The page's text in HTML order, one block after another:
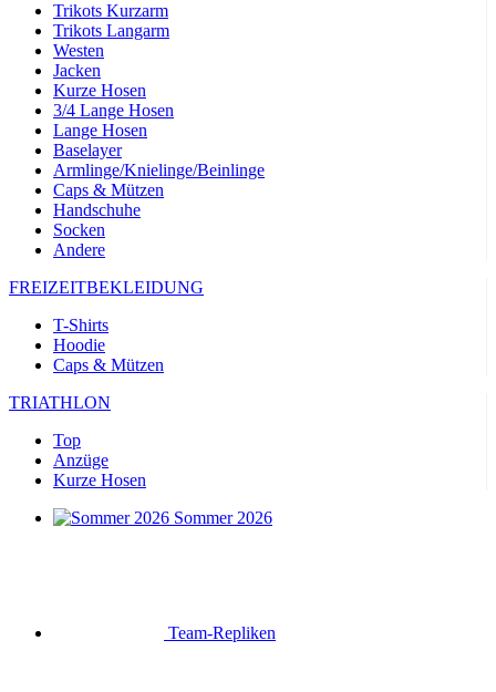
Trikots Kurzarm
Trikots Langarm
Westen
Jacken
Kurze Hosen
3/4 Lange Hosen
Lange Hosen
Baselayer
Armlinge/Knielinge/Beinlinge
Caps & Mützen
Handschuhe
Socken
Andere
FREIZEITBEKLEIDUNG
T-Shirts
Hoodie
Caps & Mützen
TRIATHLON
Top
Anzüge
Kurze Hosen
Sommer 2026